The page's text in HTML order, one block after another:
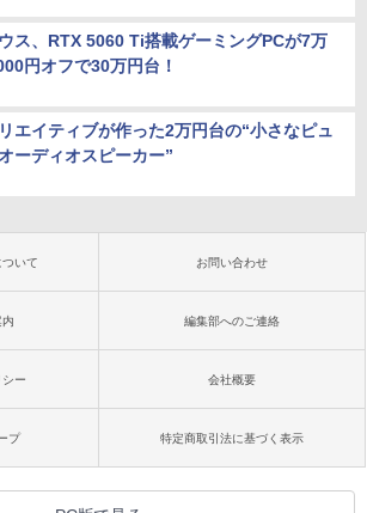
ス、RTX 5060 Ti搭載ゲーミングPCが7万
円オフで30万円台！
エイティブが作った2万円台の“小さなピュ
ーディオスピーカー”
いて お問い合わせ
編集部へのご連絡
ー 会社概要
プ 特定商取引法に基づく表示